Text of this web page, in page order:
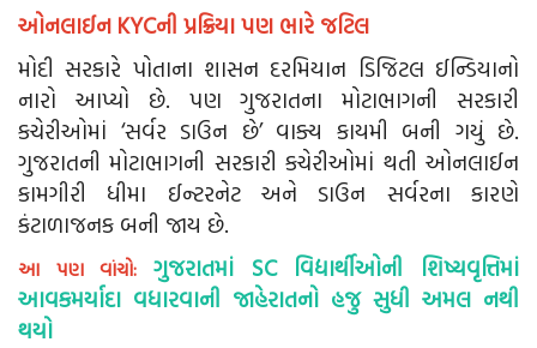
ઓનલાઈન KYCની પ્રક્રિયા પણ ભારે જટિલ
મોદી સરકારે પોતાના શાસન દરમિયાન ડિજિટલ ઈન્ડિયાનો
નારો આપ્યો છે. પણ ગુજરાતના મોટાભાગની સરકારી
કચેરીઓમાં ‘સર્વર ડાઉન છે’ વાક્ય કાયમી બની ગયું છે.
ગુજરાતની મોટાભાગની સરકારી કચેરીઓમાં થતી ઓનલાઈન
કામગીરી ધીમા ઈન્ટરનેટ અને ડાઉન સર્વરના કારણે
કંટાળાજનક બની જાય છે.
આ પણ વાંચો: ગુજરાતમાં SC વિદ્યાર્થીઓની શિષ્યવૃત્તિમાં
આવકમર્યાદા વધારવાની જાહેરાતનો હજુ સુધી અમલ નથી
થયો